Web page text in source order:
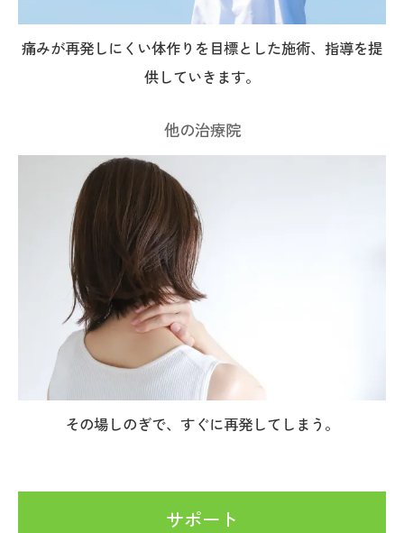
痛みが再発しにくい体作りを目標とした施術、指導を提
供していきます。
他の治療院
その場しのぎで、すぐに再発してしまう。
サポート